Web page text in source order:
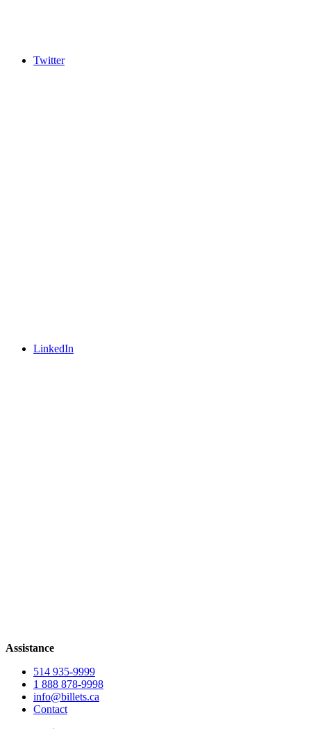
Twitter
LinkedIn
Assistance
514 935-9999
1 888 878-9998
info@billets.ca
Contact